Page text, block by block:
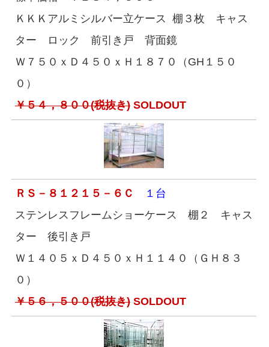
ＫＫＫアルミシルバー立ケース 棚３枚 キャス
ター ロック 前引き戸 背面鏡
Ｗ７５０ｘＤ４５０ｘＨ１８７０（GH１５０
０）
￥５４，８００(税抜き) SOLDOUT
ＲＳ－８１２１５－６Ｃ
１台
ステンレスフレームショーケース 棚２ キャス
ター 後引き戸
Ｗ１４０５ｘＤ４５０ｘＨ１１４０（ＧＨ８３
０）
￥５６，５００(税抜き) SOLDOUT